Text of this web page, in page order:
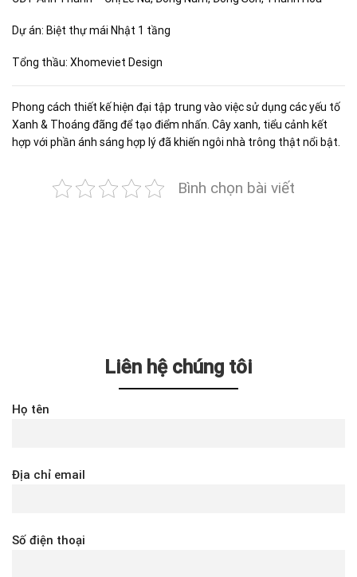
Dự án: Biệt thự mái Nhật 1 tầng
Tổng thầu: Xhomeviet Design
Phong cách thiết kế hiện đại tập trung vào việc sử dụng các yếu tố
Xanh & Thoáng đãng để tạo điểm nhấn. Cây xanh, tiểu cảnh kết
hợp với phần ánh sáng hợp lý đã khiến ngôi nhà trông thật nổi bật.
Bình chọn bài viết
Liên hệ chúng tôi
Họ tên
Địa chỉ email
Số điện thoại